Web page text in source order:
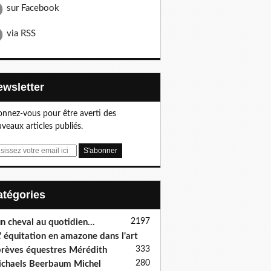
sur Facebook
via RSS
vous pour être averti des
articles publiés.
cheval au quotidien... 2197
équitation en amazone dans l'art
333
équestres Mérédith
Beerbaum Michel
280